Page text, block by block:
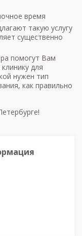
время
такую услугу
существенно
помогут Вам
для
нужен тип
как правильно